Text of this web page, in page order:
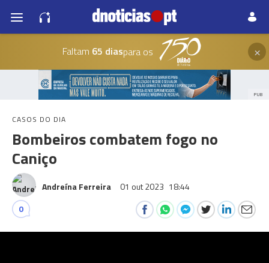
Faltam 65 diaspara os ×
PUB
CASOS DO DIA
Bombeiros combatem fogo no
Caniço
Andreína Ferreira 01 out 2023 18:44
0